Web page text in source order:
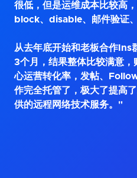
很低，但是运维成本比较高
block、disable、邮件验证
从去年底开始和老板合作Ins
3个月，结果整体比较满意
心运营转化率，发帖、
作完全托管了，极大了提高
供的远程网络技术服务。"